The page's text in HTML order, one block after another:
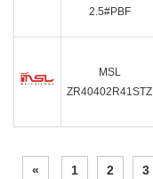
2.5#PBF
MSL
ZR40402R41STZ
« 1 2 3